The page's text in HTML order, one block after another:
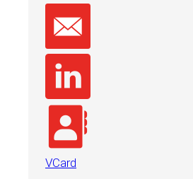
VCard